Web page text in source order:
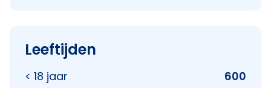
Leeftijden
< 18 jaar
600